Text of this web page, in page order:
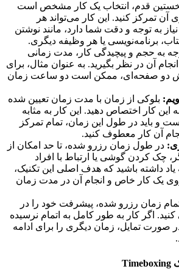
قدم، انتخاب یک کار مشخص است
کنید. این کار می‌تواند هر
به توجه و دقت شما دارد، مانند نوشتن
برنامه‌نویسی یا هر وظیفه‌ دیگری.
حجم و پیچیدگی کار، مدت زمانی
در نظر بگیرید. به عنوان مثال، برای
صفحه‌ای، ممکن است دو ساعت زمان
از زمان با مدت زمان تعیین شده
کار اختصاص دهید. این کار به مثابه
در طول این زمان، تمام تمرکز
کار معطوف کنید.
طول زمان رزرو شده، تا حد امکان از
کردن گوشی یا ارتباط با افراد
داشته باشید که هدف اصلی این تکنیک،
کار خاص و انجام آن در مدت زمان
رزرو شده، پیشرفت خود را در
اگر کار به طور کامل به اتمام نرسیده
تمایل، زمان دیگری را برای ادامه